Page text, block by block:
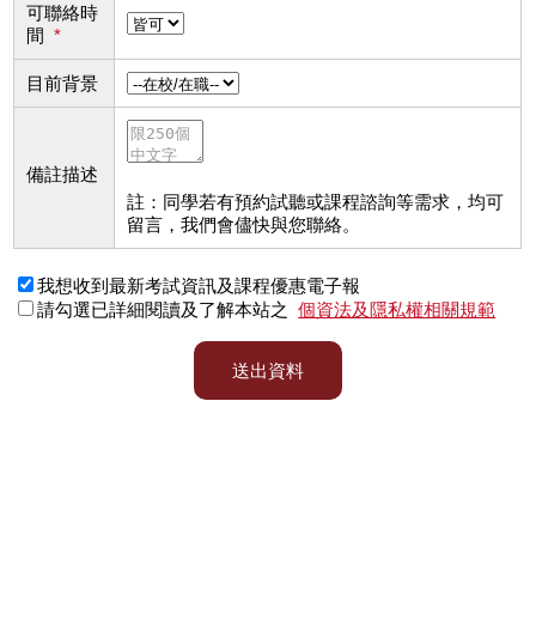
可聯絡時
間 *
目前背景
備註描述
註：同學若有預約試聽或課程諮詢等需求，均可
留言，我們會儘快與您聯絡。
我想收到最新考試資訊及課程優惠電子報
請勾選已詳細閱讀及了解本站之
個資法及隱私權相關規範
送出資料